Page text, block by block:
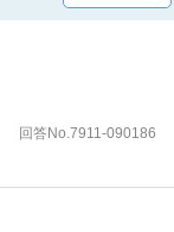
回答No.7911-090186